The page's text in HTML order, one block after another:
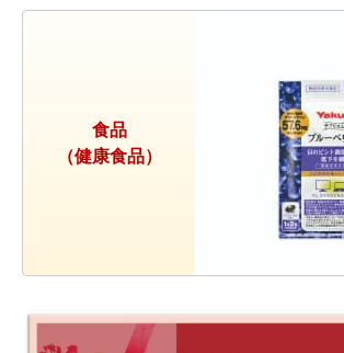
食品
（健康食品）